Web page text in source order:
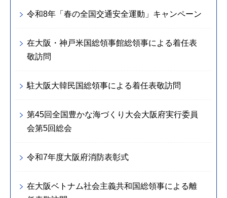
令和8年「春の全国交通安全運動」キャンペーン
在大阪・神戸米国総領事館総領事による着任表
敬訪問
駐大阪大韓民国総領事による着任表敬訪問
第45回全国豊かな海づくり大会大阪府実行委員
会第5回総会
令和7年度大阪府消防表彰式
在大阪ベトナム社会主義共和国総領事による離